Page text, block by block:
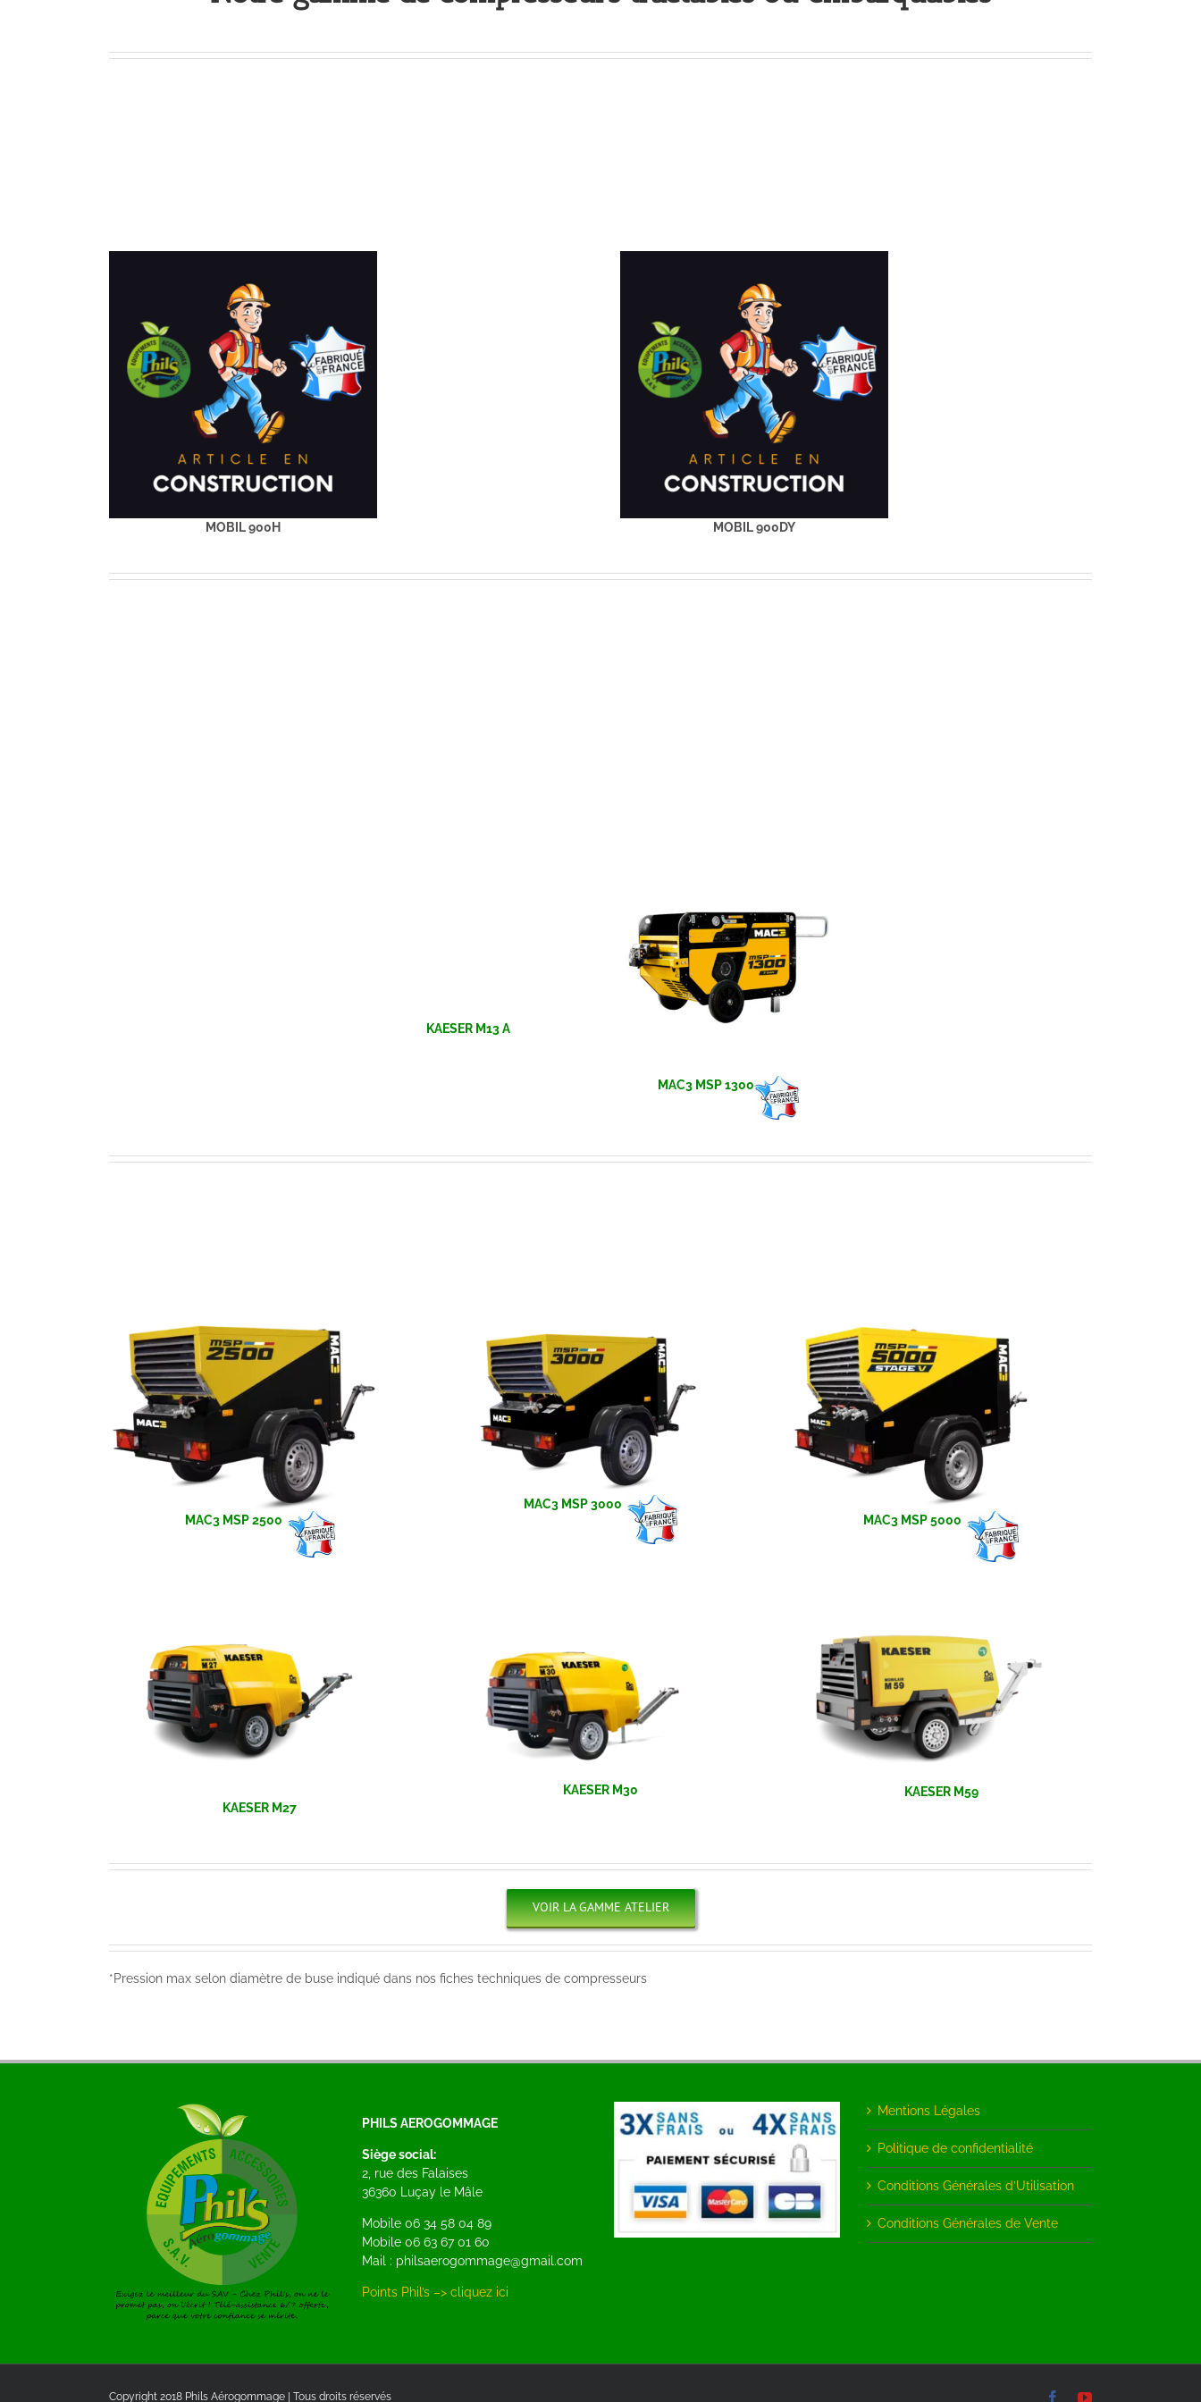
MOBIL 900H MOBIL 900DY
KAESER M13 A
MAC3 MSP 1300
MAC3 MSP 2500
MAC3 MSP 3000
MAC3 MSP 5000
KAESER M27
KAESER M30 KAESER M59
VOIR LA GAMME ATELIER
*Pression max selon diamètre de buse indiqué dans nos fiches techniques de compresseurs
PHILS AEROGOMMAGE
Siège social:
2, rue des Falaises
36360 Luçay le Mâle
Mobile 06 34 58 04 89
Mobile 06 63 67 01 60
Mail : philsaerogommage@gmail.com
Points Phil’s –> cliquez ici
Mentions Légales
Politique de confidentialité
Conditions Générales d’Utilisation
Conditions Générales de Vente
Copyright 2018 Phils Aérogommage | Tous droits réservés FacebookYouTube